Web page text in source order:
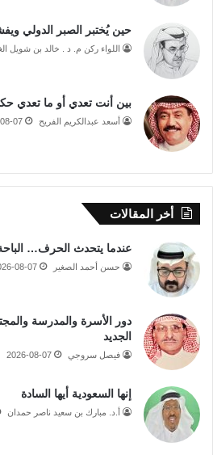
حين يُختبر الصبر الدولي
اللواء ركن م. د . خالد بن شويل
بين أنت تعدي أو ما تعدي
أسعد عبدالكريم الفريح 07
أخر المقالات
عندما يتحدث الحرف…
حسن أحمد الصغير 08-07
دور الأسرة والمدرسة
الجديد
فيصل سروجي 2026-08-07
إنها السعودية أيها السادة
أ.د. مبارك بن سعيد ناصر حمدان